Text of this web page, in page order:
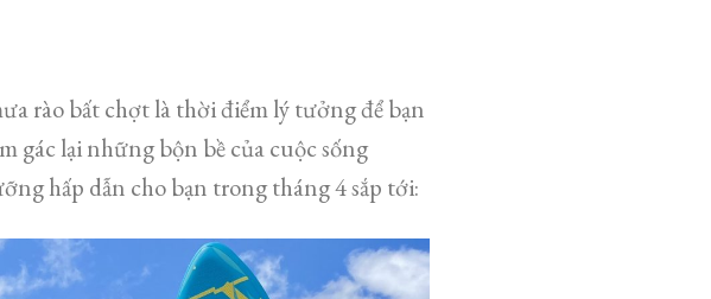
rào bất chợt là thời điểm lý tưởng để bạn
gác lại những bộn bề của cuộc sống
hấp dẫn cho bạn trong tháng 4 sắp tới: